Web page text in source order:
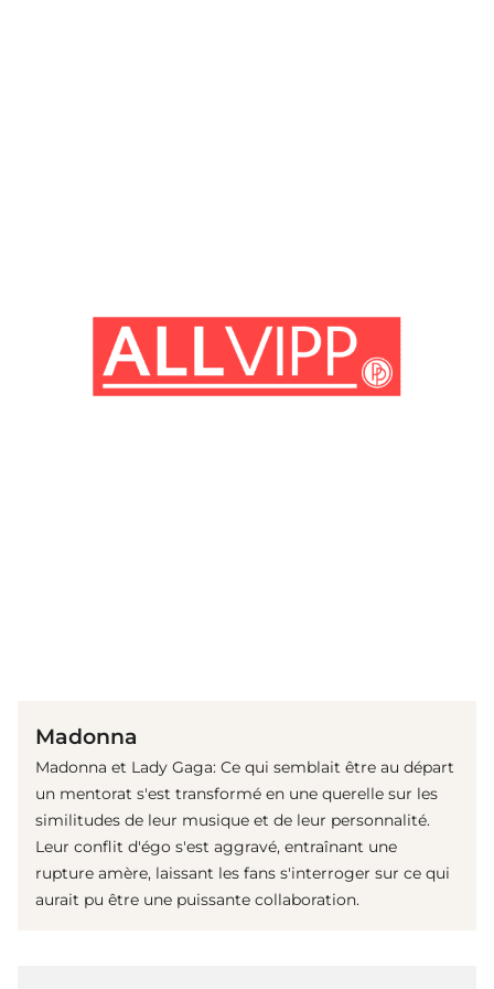
Madonna
Madonna et Lady Gaga: Ce qui semblait être au départ
un mentorat s'est transformé en une querelle sur les
similitudes de leur musique et de leur personnalité.
Leur conflit d'égo s'est aggravé, entraînant une
rupture amère, laissant les fans s'interroger sur ce qui
aurait pu être une puissante collaboration.